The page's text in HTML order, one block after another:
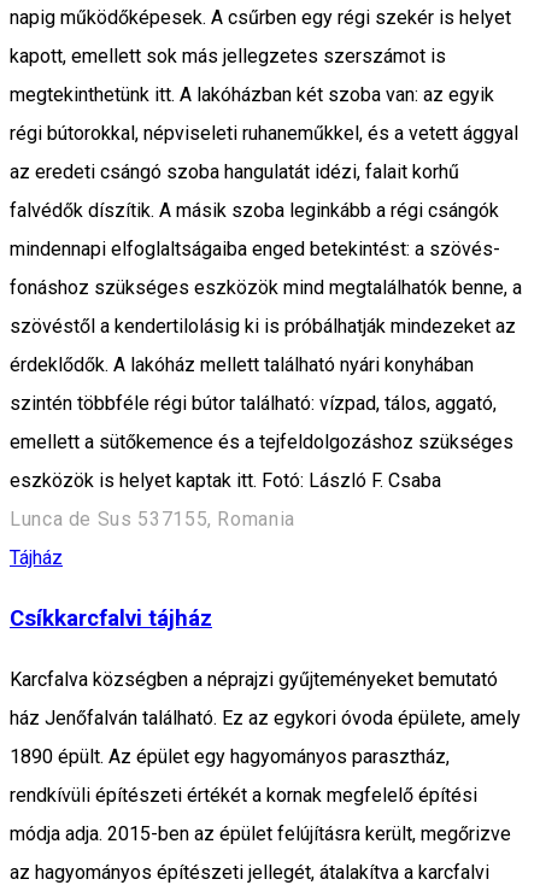
napig működőképesek. A csűrben egy régi szekér is helyet
kapott, emellett sok más jellegzetes szerszámot is
megtekinthetünk itt. A lakóházban két szoba van: az egyik
régi bútorokkal, népviseleti ruhaneműkkel, és a vetett ággyal
az eredeti csángó szoba hangulatát idézi, falait korhű
falvédők díszítik. A másik szoba leginkább a régi csángók
mindennapi elfoglaltságaiba enged betekintést: a szövés-
fonáshoz szükséges eszközök mind megtalálhatók benne, a
szövéstől a kendertilolásig ki is próbálhatják mindezeket az
érdeklődők. A lakóház mellett található nyári konyhában
szintén többféle régi bútor található: vízpad, tálos, aggató,
emellett a sütőkemence és a tejfeldolgozáshoz szükséges
eszközök is helyet kaptak itt. Fotó: László F. Csaba
Lunca de Sus 537155, Romania
Tájház
Csíkkarcfalvi tájház
Karcfalva községben a néprajzi gyűjteményeket bemutató
ház Jenőfalván található. Ez az egykori óvoda épülete, amely
1890 épült. Az épület egy hagyományos parasztház,
rendkívüli építészeti értékét a kornak megfelelő építési
módja adja. 2015-ben az épület felújításra került, megőrizve
az hagyományos építészeti jellegét, átalakítva a karcfalvi